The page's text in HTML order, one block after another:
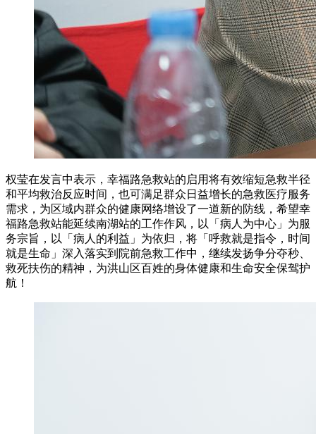
权莹在发言中表示，幸福路急救站的启用将有效缩短急救半径
和平均救治反应时间，也可满足群众日益增长的急救医疗服务
需求，为区域内群众的健康网络增设了一道新的防线，希望幸
福路急救站能延续南湖站的工作作风，以「病人为中心」为服
务宗旨，以「病人的利益」为依归，将「呼救就是指令，时间
就是生命」深入落实到院前急救工作中，继续发扬争分夺秒、
救死扶伤的精神，为洪山区百姓的身体健康和生命安全保驾护
航！